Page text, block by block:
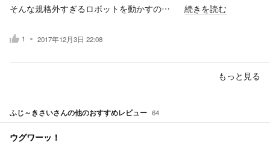
そんな規格外すぎるロボットを動かすの…
続きを読む
1 2017年12月3日 22:08
もっと見る
ふじ～きさいさんの他のおすすめレビュー 64
ウグワーッ！